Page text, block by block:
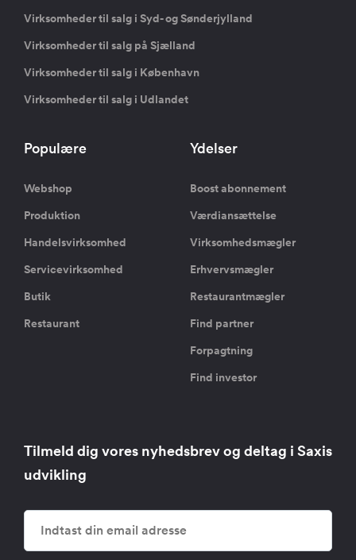
Virksomheder til salg i Syd- og Sønderjylland
Virksomheder til salg på Sjælland
Virksomheder til salg i København
Virksomheder til salg i Udlandet
Populære
Webshop
Produktion
Handelsvirksomhed
Servicevirksomhed
Butik
Restaurant
Ydelser
Boost abonnement
Værdiansættelse
Virksomhedsmægler
Erhvervsmægler
Restaurantmægler
Find partner
Forpagtning
Find investor
Tilmeld dig vores nyhedsbrev og deltag i Saxis
udvikling